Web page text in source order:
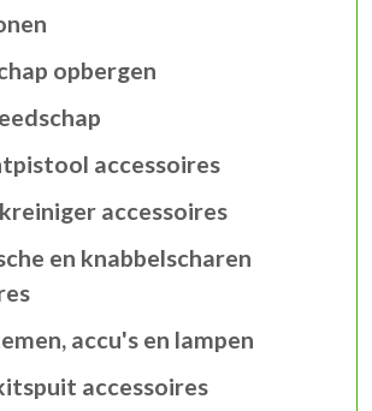
opbergen
accessoires
accessoires
en knabbelscharen
accu's en lampen
accessoires